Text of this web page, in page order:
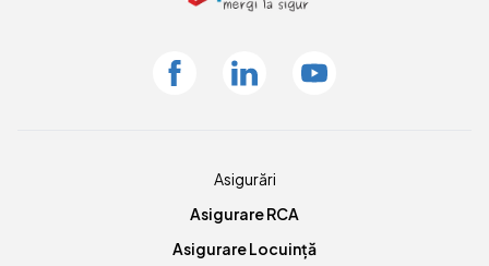
FacebookLinkedin Youtube
Asigurări
Asigurare RCA
Asigurare Locuință